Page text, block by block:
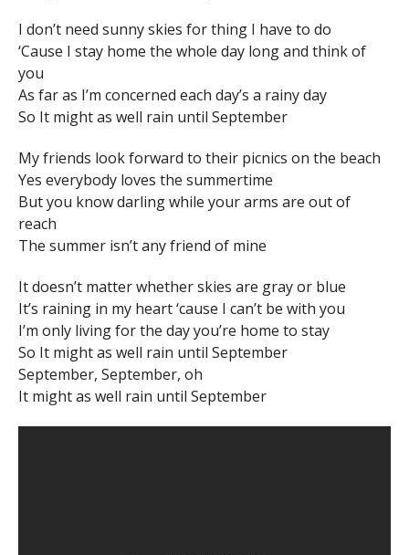
I don’t need sunny skies for thing I have to do
‘Cause I stay home the whole day long and think of
you
As far as I’m concerned each day’s a rainy day
So It might as well rain until September
My friends look forward to their picnics on the beach
Yes everybody loves the summertime
But you know darling while your arms are out of
reach
The summer isn’t any friend of mine
It doesn’t matter whether skies are gray or blue
It’s raining in my heart ‘cause I can’t be with you
I’m only living for the day you’re home to stay
So It might as well rain until September
September, September, oh
It might as well rain until September